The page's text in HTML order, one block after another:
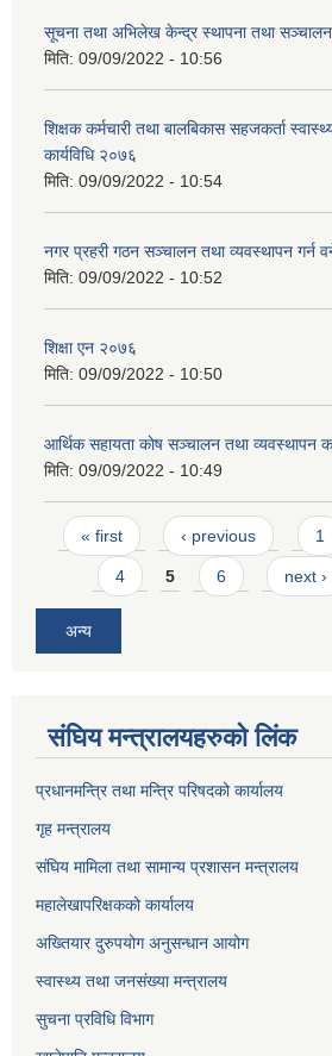
सूचना तथा अभिलेख केन्द्र स्थापना तथा सञ्चालन
मिति: 09/09/2022 - 10:56
शिक्षक कर्मचारी तथा बालबिकास सहजकर्ता
कार्यविधि २०७६
मिति: 09/09/2022 - 10:54
नगर प्रहरी गठन सञ्चालन तथा व्यवस्थापन गर्न
मिति: 09/09/2022 - 10:52
शिक्षा एन २०७६
मिति: 09/09/2022 - 10:50
आर्थिक सहायता काेष सञ्चालन तथा व्यवस्थापन
मिति: 09/09/2022 - 10:49
Pages
« first ‹ previous 1
4 5 6 next ›
अन्य
संघिय मन्त्र‍ालयहरुको लिंक
प्रधानमन्त्रि तथा मन्त्रि परिषदको कार्यालय
गृह मन्त्रालय
संघिय मामिला तथा सामान्य प्रशासन मन्त्रालय
महालेखापरिक्षकको कार्यालय
अख्तियार दुरुपयोग अनुसन्धान आयोग
स्वास्थ्य तथा जनसंख्या मन्त्रालय
सुचना प्रविधि विभाग